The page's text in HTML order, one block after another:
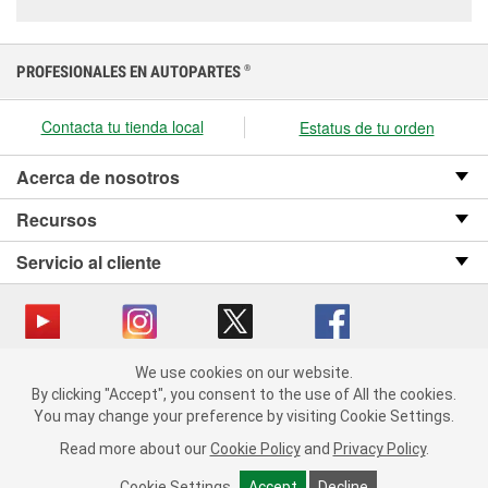
We use cookies on our website. By clicking "Accept", you consent
to the use of All the cookies.
You may change your preference by visiting Cookie Settings.
Read more about our Cookie Policy and Privacy Policy.
PROFESIONALES EN AUTOPARTES ®
Contacta tu tienda local Estatus de tu orden
Acerca de nosotros
Recursos
Servicio al cliente
Copyright © 2008-2026 O’Reilly Auto Parts v OST_3.2.0.0.729 (3) cv1361
catalog_main
Política de privacidad
Ley de transparencia en las cadenas de suministro
de California
We use cookies on our website.
By clicking "Accept", you consent to the use of All the cookies.
You may change your preference by visiting Cookie Settings.
Read more about our Cookie Policy and Privacy Policy.